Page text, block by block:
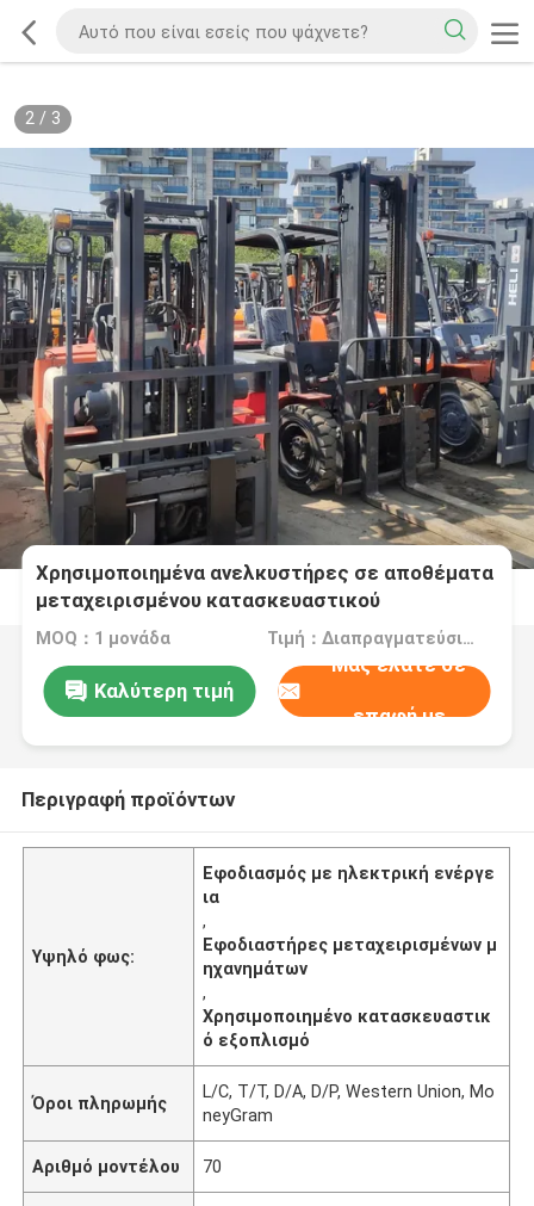
2/ 3
Χρησιμοποιημένα ανελκυστήρες σε αποθέματα
μεταχειρισμένου κατασκευαστικού
εξοπλισμού και μηχανών
MOQ：1 μονάδα Τιμή：Διαπραγματεύσιμος
Καλύτερη τιμή
Μας ελάτε σε
επαφή με
Περιγραφή προϊόντων
Υψηλό φως:
Εφοδιασμός με ηλεκτρική ενέργε
ια
,
Εφοδιαστήρες μεταχειρισμένων μ
ηχανημάτων
,
Χρησιμοποιημένο κατασκευαστικ
ό εξοπλισμό
Όροι πληρωμής
L/C, T/T, D/A, D/P, Western Union, Mo
neyGram
Αριθμό μοντέλου 70